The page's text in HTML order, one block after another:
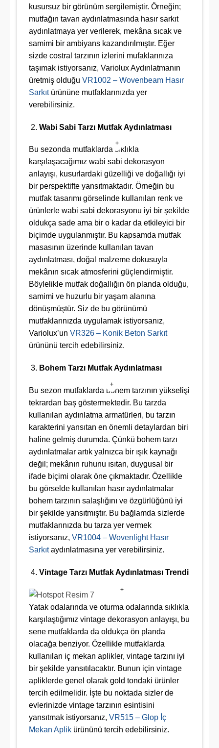
kusursuz bir görünüm sergilemiştir. Örneğin;
mutfağın tavan aydınlatmasında hasır sarkıt
aydınlatmaya yer verilerek, mekâna sıcak ve
samimi bir ambiyans kazandırılmıştır. Eğer
sizde costral tarzının izlerini mufaklarınıza
taşımak istiyorsanız, Variolux Aydınlatmanın
üretmiş olduğu VR1002 – Wovenbeam Hasır
Sarkıtürününe mutfaklarınızda yer
verebilirsiniz.
Wabi Sabi Tarzı Mutfak Aydınlatması
+
Bu sezonda mutfaklarda sıklıkla
karşılaşacağımız wabi sabi dekorasyon
anlayışı, kusurlardaki güzelliği ve doğallığı iyi
bir perspektifte yansıtmaktadır. Örneğin bu
mutfak tasarımı görselinde kullanılan renk ve
ürünlerle wabi sabi dekorasyonu iyi bir şekilde
oldukça sade ama bir o kadar da etkileyici bir
biçimde uygulanmıştır. Bu kapsamda mutfak
masasının üzerinde kullanılan tavan
aydınlatması, doğal malzeme dokusuyla
mekânın sıcak atmosferini güçlendirmiştir.
Böylelikle mutfak doğallığın ön planda olduğu,
samimi ve huzurlu bir yaşam alanına
dönüşmüştür. Siz de bu görünümü
mutfaklarınızda uygulamak istiyorsanız,
Variolux’un VR326 – Konik Beton Sarkıt
ürününü tercih edebilirsiniz.
Bohem Tarzı Mutfak Aydınlatması
+
Bu sezon mutfaklarda bohem tarzının yükselişi
tekrardan baş göstermektedir. Bu tarzda
kullanılan aydınlatma armatürleri, bu tarzın
karakterini yansıtan en önemli detaylardan biri
haline gelmiş durumda. Çünkü bohem tarzı
aydınlatmalar artık yalnızca bir ışık kaynağı
değil; mekânın ruhunu ısıtan, duygusal bir
ifade biçimi olarak öne çıkmaktadır. Özellikle
bu görselde kullanılan hasır aydınlatmalar
bohem tarzının salaşlığını ve özgürlüğünü iyi
bir şekilde yansıtmıştır. Bu bağlamda sizlerde
mutfaklarınızda bu tarza yer vermek
istiyorsanız, VR1004 – Wovenlight Hasır
Sarkıtaydınlatmasına yer verebilirsiniz.
Vintage Tarzı Mutfak Aydınlatması Trendi
+
Yatak odalarında ve oturma odalarında sıklıkla
karşılaştığımız vintage dekorasyon anlayışı, bu
sene mutfaklarda da oldukça ön planda
olacağa benziyor. Özellikle mutfaklarda
kullanılan iç mekan aplikler, vintage tarzını iyi
bir şekilde yansıtılacaktır. Bunun için vintage
apliklerde genel olarak gold tondaki ürünler
tercih edilmelidir. İşte bu noktada sizler de
evlerinizde vintage tarzının esintisini
yansıtmak istiyorsanız, VR515 – Glop İç
Mekan Aplik ürününü tercih edebilirsiniz.